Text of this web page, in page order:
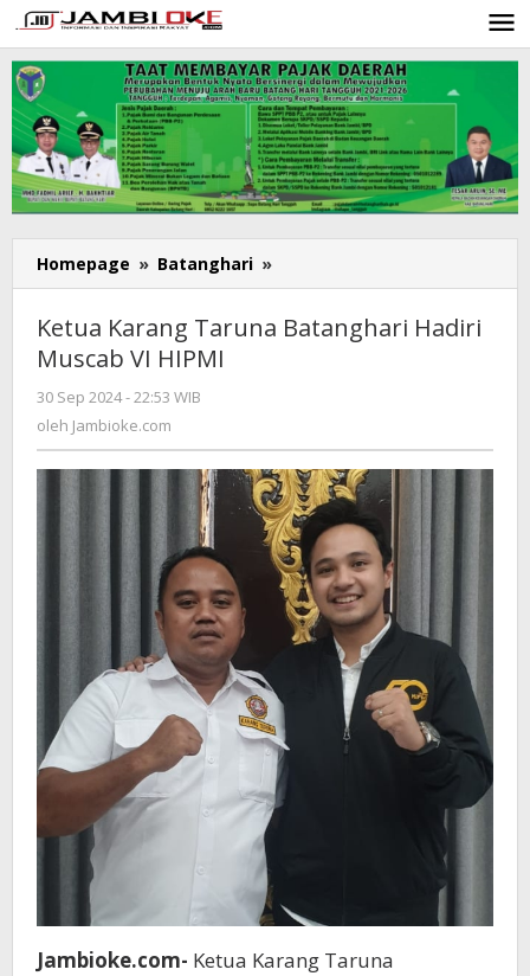
Lewati
ke
konten
Homepage » Batanghari »
Karang
Batanghari
Ketua Karang Taruna Batanghari Hadiri
Muscab VI HIPMI
30 Sep 2024 - 22:53 WIB
oleh Jambioke.com
Jambioke.com- Ketua Karang Taruna